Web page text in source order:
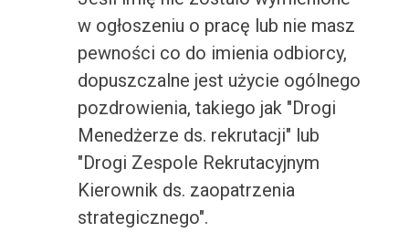
w ogłoszeniu o pracę lub nie masz
pewności co do imienia odbiorcy,
dopuszczalne jest użycie ogólnego
pozdrowienia, takiego jak "Drogi
Menedżerze ds. rekrutacji" lub
"Drogi Zespole Rekrutacyjnym
Kierownik ds. zaopatrzenia
strategicznego".